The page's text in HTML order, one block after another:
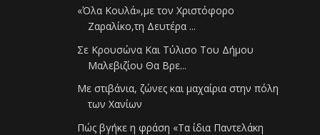
«Όλα Κουλά»,με τον Χριστόφορο
Ζαραλίκο,τη Δευτέρα ...
Σε Κρουσώνα Και Τύλισο Του Δήμου
Μαλεβιζίου Θα Βρε...
Με στιβάνια, ζώνες και μαχαίρια στην πόλη
των Χανίων
Πώς βγήκε η φράση «Τα ίδια Παντελάκη